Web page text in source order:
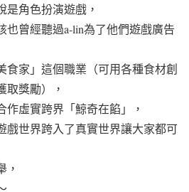
是角色扮演遊戲，
也曾經聽過a-lin為了他們遊戲廣告
食家」這個職業（可用各種食材創
取獎勵），
虛實跨界「鯨奇在餡」，
戲世界跨入了真實世界讓大家都可
，